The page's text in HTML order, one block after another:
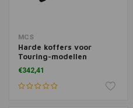
MCS
Harde koffers voor
Touring-modellen
Uitgebreide | Kies Model
€342,41